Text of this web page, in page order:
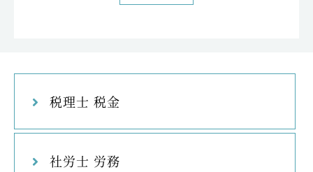
税理士 税金
社労士 労務